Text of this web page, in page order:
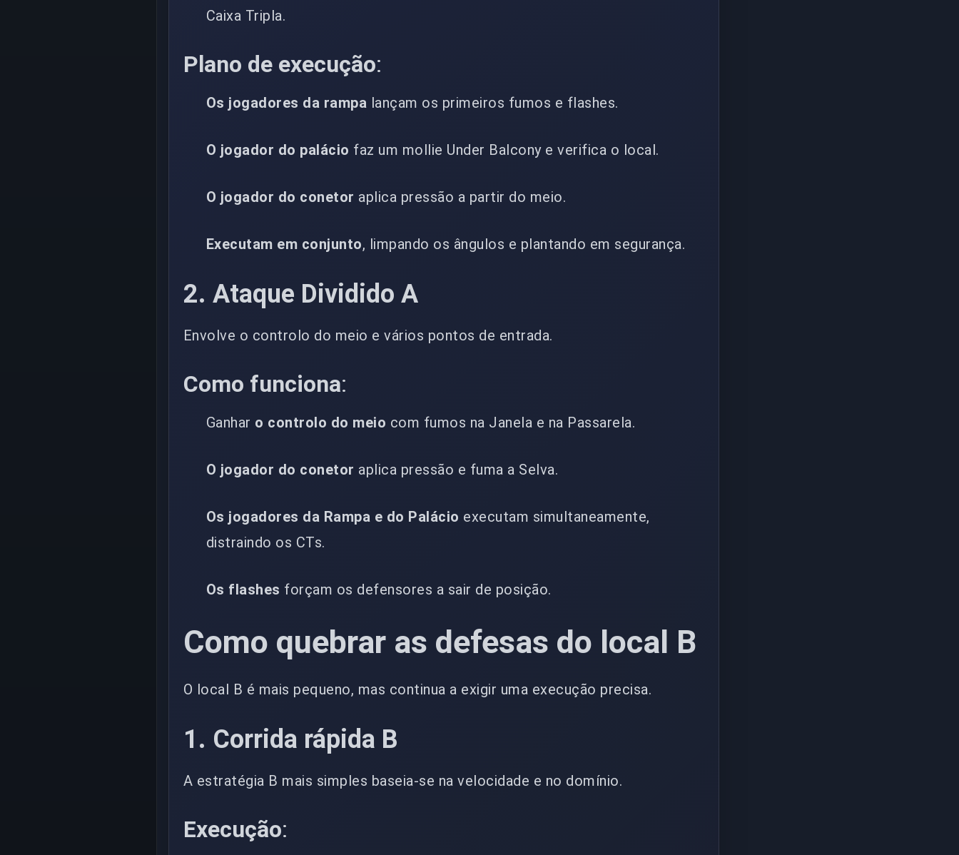
Caixa Tripla.
Plano de execução:
Os jogadores da rampa lançam os primeiros fumos e flashes.
O jogador do palácio faz um mollie Under Balcony e verifica o local.
O jogador do conetor aplica pressão a partir do meio.
Executam em conjunto, limpando os ângulos e plantando em segurança.
2. Ataque Dividido A
Envolve o controlo do meio e vários pontos de entrada.
Como funciona:
Ganhar o controlo do meio com fumos na Janela e na Passarela.
O jogador do conetor aplica pressão e fuma a Selva.
Os jogadores da Rampa e do Palácio executam simultaneamente,
distraindo os CTs.
Os flashes forçam os defensores a sair de posição.
Como quebrar as defesas do local B
O local B é mais pequeno, mas continua a exigir uma execução precisa.
1. Corrida rápida B
A estratégia B mais simples baseia-se na velocidade e no domínio.
Execução: